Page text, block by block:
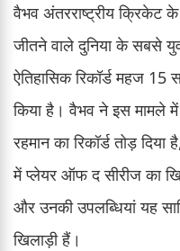
वैभव अंतरराष्ट्रीय क्रिकेट के
जीतने वाले दुनिया के सबसे
ऐतिहासिक रिकॉर्ड महज
किया है। वैभव ने इस मामले
रहमान का रिकॉर्ड तोड़
में प्लेयर ऑफ द सीरीज का
और उनकी उपलब्धियां यह
खिलाड़ी हैं।